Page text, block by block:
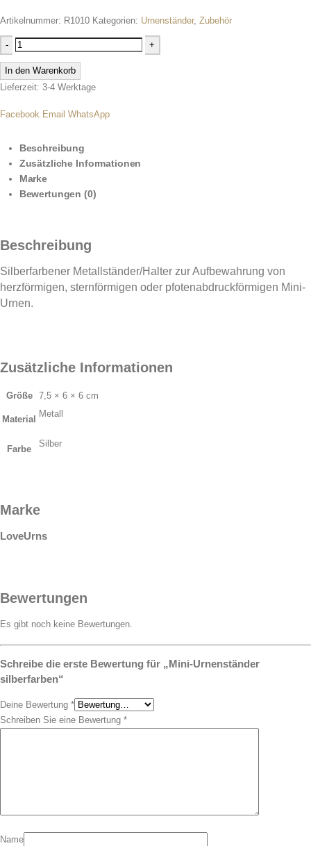
Artikelnummer: R1010 Kategorien: Urnenständer, Zubehör
- +
In den Warenkorb
Lieferzeit: 3-4 Werktage
Facebook Email WhatsApp
Beschreibung
Zusätzliche Informationen
Marke
Bewertungen (0)
Beschreibung
Silberfarbener Metallständer/Halter zur Aufbewahrung von
herzförmigen, sternförmigen oder pfotenabdruckförmigen Mini-
Urnen.
Zusätzliche Informationen
Größe 7,5 × 6 × 6 cm
Material
Metall
Farbe
Silber
Marke
LoveUrns
Bewertungen
Es gibt noch keine Bewertungen.
Schreibe die erste Bewertung für „Mini-Urnenständer
silberfarben“
Deine Bewertung *
Schreiben Sie eine Bewertung *
Name